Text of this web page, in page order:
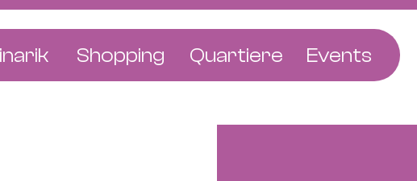
Shopping Quartiere Events